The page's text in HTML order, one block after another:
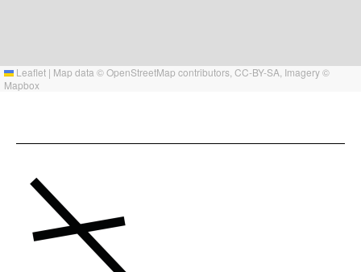
Leaflet | Map data ©OpenStreetMap contributors, CC-BY-SA , Imagery ©
Mapbox